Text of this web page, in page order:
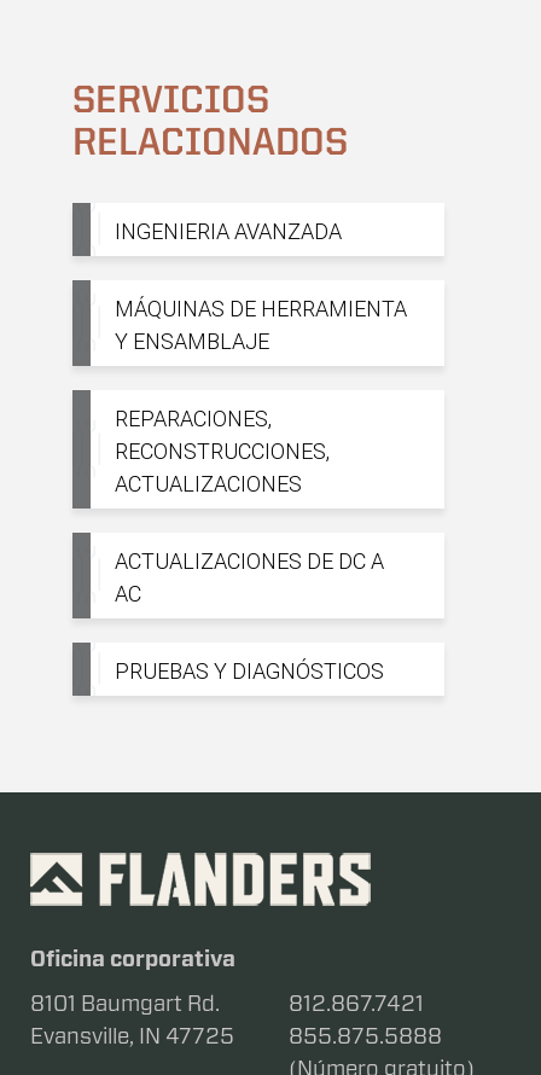
SERVICIOS
RELACIONADOS
INGENIERIA AVANZADA
MÁQUINAS DE HERRAMIENTA
Y ENSAMBLAJE
REPARACIONES,
RECONSTRUCCIONES,
ACTUALIZACIONES
ACTUALIZACIONES DE DC A
AC
PRUEBAS Y DIAGNÓSTICOS
Oficina corporativa
8101 Baumgart Rd.
Evansville, IN 47725
812.867.7421
855.875.5888
(Número gratuito)